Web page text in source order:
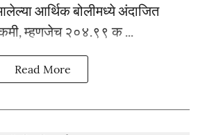
आर्थिक बोलीमध्ये अंदाजित
म्हणजेच २०४.९९ क ...
Read More